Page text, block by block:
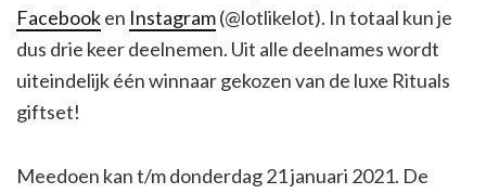
Facebooken Instagram(@lotlikelot). In totaal kun je
dus drie keer deelnemen. Uit alle deelnames wordt
uiteindelijk één winnaar gekozen van de luxe Rituals
giftset!
Meedoen kan t/m donderdag 21 januari 2021. De